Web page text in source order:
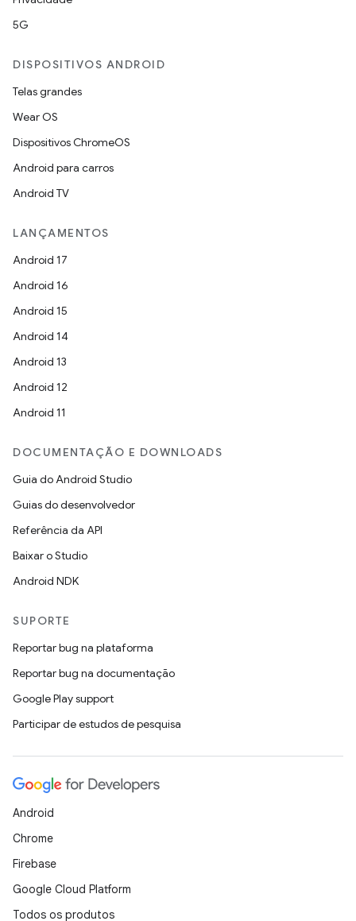
5G
DISPOSITIVOS ANDROID
Telas grandes
Wear OS
Dispositivos ChromeOS
Android para carros
Android TV
LANÇAMENTOS
Android 17
Android 16
Android 15
Android 14
Android 13
Android 12
Android 11
DOCUMENTAÇÃO E DOWNLOADS
Guia do Android Studio
Guias do desenvolvedor
Referência da API
Baixar o Studio
Android NDK
SUPORTE
Reportar bug na plataforma
Reportar bug na documentação
Google Play support
Participar de estudos de pesquisa
Android
Chrome
Firebase
Google Cloud Platform
Todos os produtos